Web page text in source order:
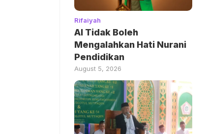
Rifaiyah
AI Tidak Boleh
Mengalahkan Hati Nurani
Pendidikan
August 5, 2026